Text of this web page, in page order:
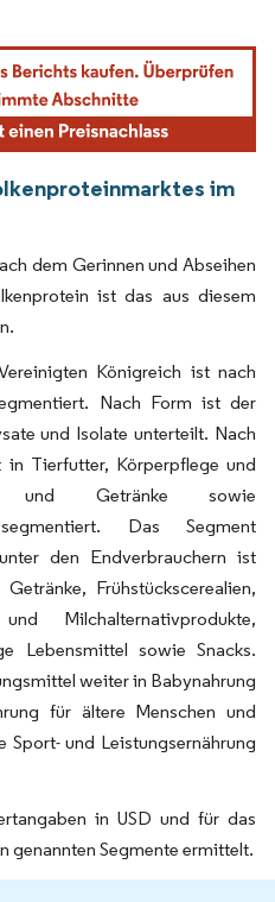
im
dem Gerinnen und Abseihen
ist das aus diesem
Königreich ist nach
Nach Form ist der
und Isolate unterteilt. Nach
Tierfutter, Körperpflege und
und Getränke sowie
segmentiert. Das Segment
den Endverbrauchern ist
Frühstückscerealien,
Milchalternativprodukte,
Lebensmittel sowie Snacks.
weiter in Babynahrung
für ältere Menschen und
und Leistungsernährung
in USD und für das
genannten Segmente ermittelt.